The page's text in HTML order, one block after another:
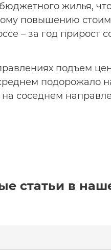
жилья,
повышению
– за год прирост
подъем
подорожало
соседнем
статьи в